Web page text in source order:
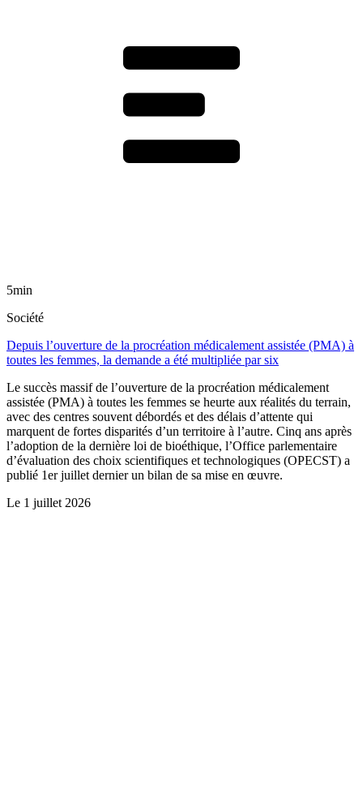
5min
Société
Depuis l’ouverture de la procréation médicalement assistée (PMA) à
toutes les femmes, la demande a été multipliée par six
Le succès massif de l’ouverture de la procréation médicalement
assistée (PMA) à toutes les femmes se heurte aux réalités du terrain,
avec des centres souvent débordés et des délais d’attente qui
marquent de fortes disparités d’un territoire à l’autre. Cinq ans après
l’adoption de la dernière loi de bioéthique, l’Office parlementaire
d’évaluation des choix scientifiques et technologiques (OPECST) a
publié 1er juillet dernier un bilan de sa mise en œuvre.
Le 1 juillet 2026